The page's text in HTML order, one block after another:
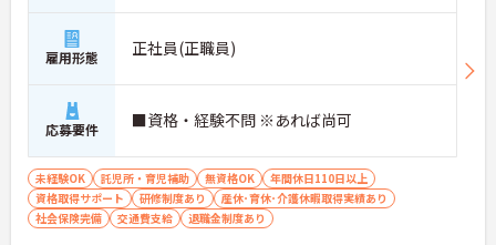
雇用形態 正社員(正職員)
応募要件 ■資格・経験不問 ※あれば尚可
未経験OK 託児所・育児補助 無資格OK
年間休日110日以上
資格取得サポート
研修制度あり
産休･育休･介護休暇取得実績あり
社会保険完備
交通費支給 退職金制度あり